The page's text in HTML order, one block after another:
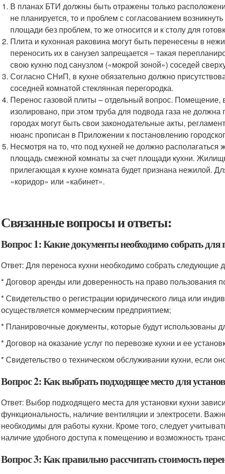
В планах БТИ должны быть отражены только
не планируется, то и проблем с согласованием
площади без проблем, то же относится и к столу для
Плита и кухонная раковина могут быть перенесены в
переносить их в санузел запрещается – такая
свою кухню под санузлом («мокрой зоной») соседей
Согласно СНиП, в кухне обязательно должно
соседней комнатой стеклянная перегородка.
Перенос газовой плиты – отдельный вопрос.
изолировано, при этом труба для подвода газа не
городах могут быть свои законодательные акты,
нюанс прописан в Приложении к постановлению
Несмотря на то, что под кухней не должно
площадь смежной комнаты за счет площади кухни.
прилегающая к кухне комната будет признана нежилой.
«коридор» или «кабинет».
Связанные вопросы и ответы:
Вопрос 1: Какие документы необходимо собрать для
Ответ: Для переноса кухни необходимо собрать следующие
* Договор аренды или доверенность на право пользования
* Свидетельство о регистрации юридического лица или
осуществляется коммерческим предприятием;
* Планировочные документы, которые будут использованы
* Договор на оказание услуг по перевозке кухни и ее
* Свидетельство о техническом обслуживании кухни, если
Вопрос 2: Как выбрать подходящее место для
Ответ: Выбор подходящего места для установки кухни
функциональность, наличие вентиляции и электросети.
необходимы для работы кухни. Кроме того, следует
наличие удобного доступа к помещению и возможность
Вопрос 3: Как правильно рассчитать стоимость